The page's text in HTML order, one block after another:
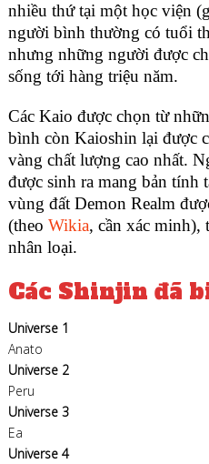
nhiều thứ tại một học viện
người bình thường có tuổi
nhưng những người được
sống tới hàng triệu năm.
Các Kaio được chọn từ
bình còn Kaioshin lại được
vàng chất lượng cao nhất.
được sinh ra mang bản tính
vùng đất Demon Realm
(theo Wikia, cần xác minh),
nhân loại.
Các Shinjin đã
Universe 1
Anato
Universe 2
Peru
Universe 3
Ea
Universe 4